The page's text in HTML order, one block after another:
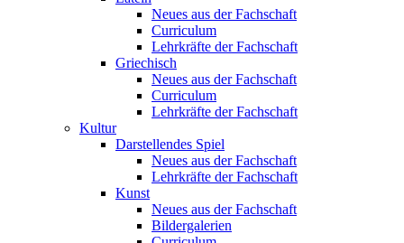
Neues aus der Fachschaft
Curriculum
Lehrkräfte der Fachschaft
Griechisch
Neues aus der Fachschaft
Curriculum
Lehrkräfte der Fachschaft
Kultur
Darstellendes Spiel
Neues aus der Fachschaft
Lehrkräfte der Fachschaft
Kunst
Neues aus der Fachschaft
Bildergalerien